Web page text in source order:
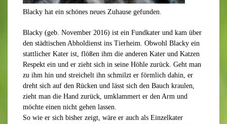
Blacky hat ein schönes neues Zuhause gefunden.
Blacky (geb. November 2016) ist ein Fundkater und kam über
den städtischen Abholdienst ins Tierheim. Obwohl Blacky ein
stattlicher Kater ist, flößen ihm die anderen Kater und Katzen
Respekt ein und er zieht sich in seine Höhle zurück. Geht man
zu ihm hin und streichelt ihn schmilzt er förmlich dahin, er
dreht sich auf den Rücken und lässt sich den Bauch kraulen,
zieht man die Hand zurück, umklammert er den Arm und
möchte einen nicht gehen lassen.
So wie er sich bisher zeigt, wäre er auch als Einzelkater